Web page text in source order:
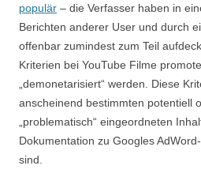
populär – die Verfasser haben in
Berichten anderer User und durch
offenbar zumindest zum Teil
Kriterien bei YouTube Filme
„demonetarisiert“ werden. Diese
anscheinend bestimmten potentiell
„problematisch“ eingeordneten
Dokumentation zu Googles
sind.